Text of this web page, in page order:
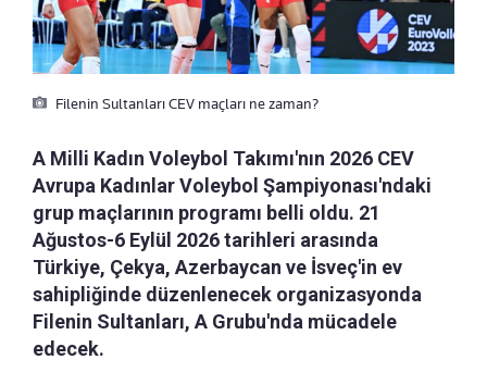
Filenin Sultanları CEV maçları ne zaman?
A Milli Kadın Voleybol Takımı'nın 2026 CEV
Avrupa Kadınlar Voleybol Şampiyonası'ndaki
grup maçlarının programı belli oldu. 21
Ağustos-6 Eylül 2026 tarihleri arasında
Türkiye, Çekya, Azerbaycan ve İsveç'in ev
sahipliğinde düzenlenecek organizasyonda
Filenin Sultanları, A Grubu'nda mücadele
edecek.